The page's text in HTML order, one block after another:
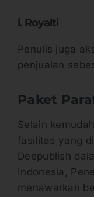
i. Royalti
Penulis juga
penjualan
Paket
Selain
fasilitas yang
Deepublish
Indonesia,
menawarkan